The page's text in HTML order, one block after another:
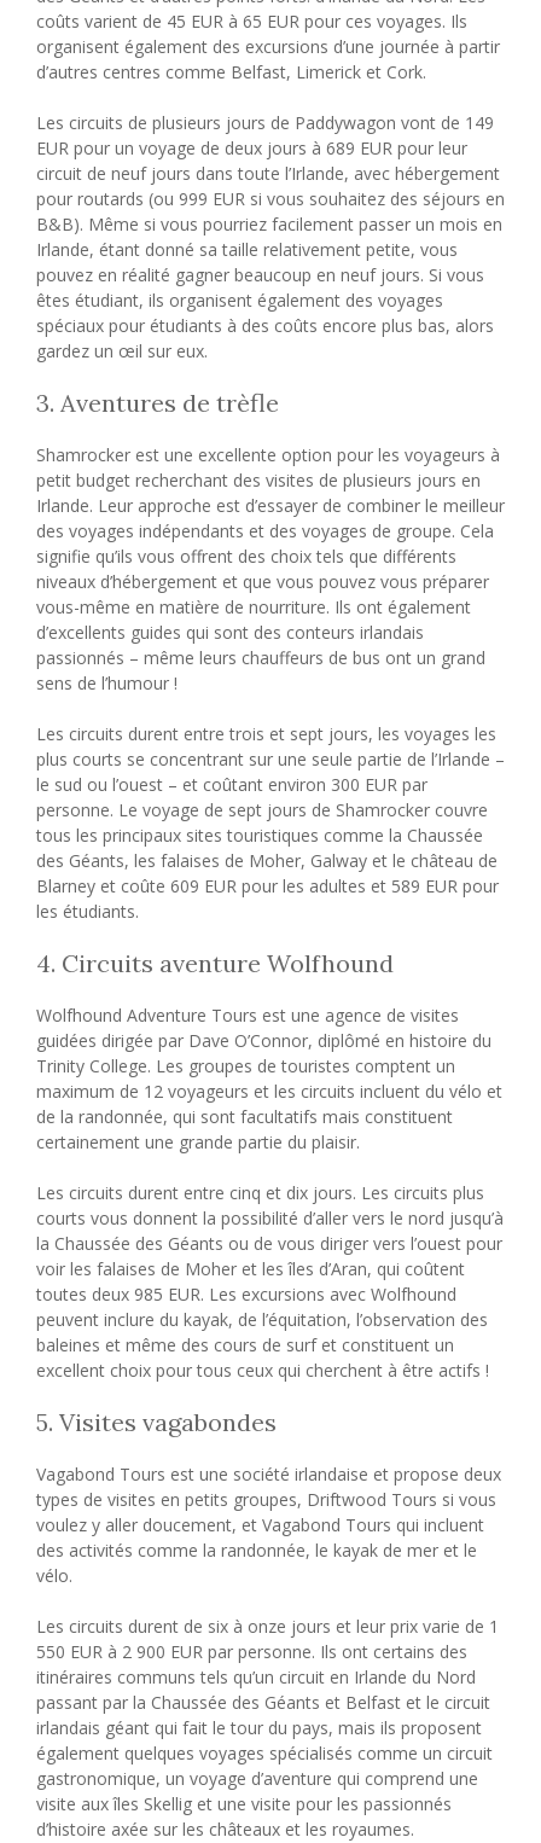
coûts varient de 45 EUR à 65 EUR pour ces voyages. Ils
organisent également des excursions d’une journée à partir
d’autres centres comme Belfast, Limerick et Cork.
Les circuits de plusieurs jours de Paddywagon vont de 149
EUR pour un voyage de deux jours à 689 EUR pour leur
circuit de neuf jours dans toute l’Irlande, avec hébergement
pour routards (ou 999 EUR si vous souhaitez des séjours en
B&B). Même si vous pourriez facilement passer un mois en
Irlande, étant donné sa taille relativement petite, vous
pouvez en réalité gagner beaucoup en neuf jours. Si vous
êtes étudiant, ils organisent également des voyages
spéciaux pour étudiants à des coûts encore plus bas, alors
gardez un œil sur eux.
3. Aventures de trèfle
Shamrocker est une excellente option pour les voyageurs à
petit budget recherchant des visites de plusieurs jours en
Irlande. Leur approche est d’essayer de combiner le meilleur
des voyages indépendants et des voyages de groupe. Cela
signifie qu’ils vous offrent des choix tels que différents
niveaux d’hébergement et que vous pouvez vous préparer
vous-même en matière de nourriture. Ils ont également
d’excellents guides qui sont des conteurs irlandais
passionnés – même leurs chauffeurs de bus ont un grand
sens de l’humour !
Les circuits durent entre trois et sept jours, les voyages les
plus courts se concentrant sur une seule partie de l’Irlande –
le sud ou l’ouest – et coûtant environ 300 EUR par
personne. Le voyage de sept jours de Shamrocker couvre
tous les principaux sites touristiques comme la Chaussée
des Géants, les falaises de Moher, Galway et le château de
Blarney et coûte 609 EUR pour les adultes et 589 EUR pour
les étudiants.
4. Circuits aventure Wolfhound
Wolfhound Adventure Tours est une agence de visites
guidées dirigée par Dave O’Connor, diplômé en histoire du
Trinity College. Les groupes de touristes comptent un
maximum de 12 voyageurs et les circuits incluent du vélo et
de la randonnée, qui sont facultatifs mais constituent
certainement une grande partie du plaisir.
Les circuits durent entre cinq et dix jours. Les circuits plus
courts vous donnent la possibilité d’aller vers le nord jusqu’à
la Chaussée des Géants ou de vous diriger vers l’ouest pour
voir les falaises de Moher et les îles d’Aran, qui coûtent
toutes deux 985 EUR. Les excursions avec Wolfhound
peuvent inclure du kayak, de l’équitation, l’observation des
baleines et même des cours de surf et constituent un
excellent choix pour tous ceux qui cherchent à être actifs !
5. Visites vagabondes
Vagabond Tours est une société irlandaise et propose deux
types de visites en petits groupes, Driftwood Tours si vous
voulez y aller doucement, et Vagabond Tours qui incluent
des activités comme la randonnée, le kayak de mer et le
vélo.
Les circuits durent de six à onze jours et leur prix varie de 1
550 EUR à 2 900 EUR par personne. Ils ont certains des
itinéraires communs tels qu’un circuit en Irlande du Nord
passant par la Chaussée des Géants et Belfast et le circuit
irlandais géant qui fait le tour du pays, mais ils proposent
également quelques voyages spécialisés comme un circuit
gastronomique, un voyage d’aventure qui comprend une
visite aux îles Skellig et une visite pour les passionnés
d’histoire axée sur les châteaux et les royaumes.